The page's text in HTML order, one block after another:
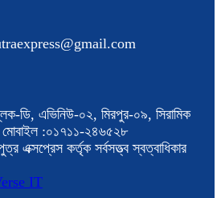
ডি, এভিনিউ-০২, মিরপুর-০৯, সিরামিক
মোবাইল :০১৭১১-২৪৬৫২৮
এক্সপ্রেস কর্তৃক সর্বসত্ত্ব স্বত্বাধিকার
IT